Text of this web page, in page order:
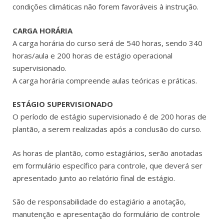
condições climáticas não forem favoráveis à instrução.
CARGA HORÁRIA
A carga horária do curso será de 540 horas, sendo 340
horas/aula e 200 horas de estágio operacional
supervisionado.
A carga horária compreende aulas teóricas e práticas.
ESTÁGIO SUPERVISIONADO
O período de estágio supervisionado é de 200 horas de
plantão, a serem realizadas após a conclusão do curso.
As horas de plantão, como estagiários, serão anotadas
em formulário específico para controle, que deverá ser
apresentado junto ao relatório final de estágio.
São de responsabilidade do estagiário a anotação,
manutenção e apresentação do formulário de controle